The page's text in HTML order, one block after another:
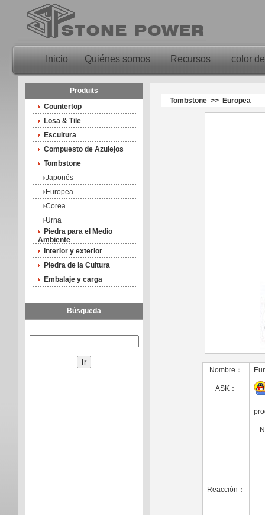
Inicio Quiénes somos Recursos color
Produits
Countertop
Losa & Tile
Escultura
Compuesto de Azulejos
Tombstone
Japonés
Europea
Corea
Urna
Piedra para el Medio
Ambiente
Interior y exterior
Piedra de la Cultura
Embalaje y carga
Búsqueda
Tombstone >> Europea
Nombre：
ASK：
Reacción：